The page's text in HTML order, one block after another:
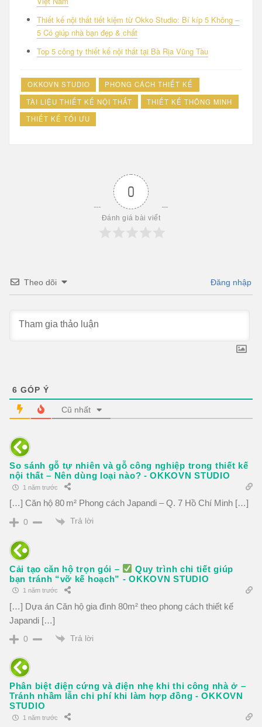
Thiết kế nội thất tiết kiệm từ Okko Studio: Bí kíp 5 Không –
5 Có giúp nhà bạn đẹp & chất
Top 5 công ty thiết kế nội thất tại Bà Rịa Vũng Tàu
OKKOVN STUDIO
PHONG CÁCH THIẾT KẾ
TÀI LIỆU THIẾT KẾ NỘI THẤT
THIẾT KẾ THÔNG MINH
THIẾT KẾ TỐI ƯU
0
Đánh giá bài viết
Theo dõi Đăng nhập
6 GÓP Ý
Cũ nhất
So sánh gỗ tự nhiên và gỗ công nghiệp trong thiết kế
nội thất – Nên dùng loại nào? - OKKOVN STUDIO
1 năm trước
[…] Căn hộ 80 m² Phong cách Japandi – Q. 7 Hồ Chí Minh […]
0 Trả lời
Cải tạo căn hộ trọn gói –
Quy trình chi tiết giúp
bạn tránh “vỡ kế hoạch” - OKKOVN STUDIO
1 năm trước
[…] Dựa án Căn hộ gia đình 80m² theo phong cách thiết kế
Japandi […]
0 Trả lời
Phân biệt điện cứng và điện nhẹ khi thi công nhà ở –
Tránh nhầm lẫn chi phí khi làm hợp đồng - OKKOVN
STUDIO
1 năm trước